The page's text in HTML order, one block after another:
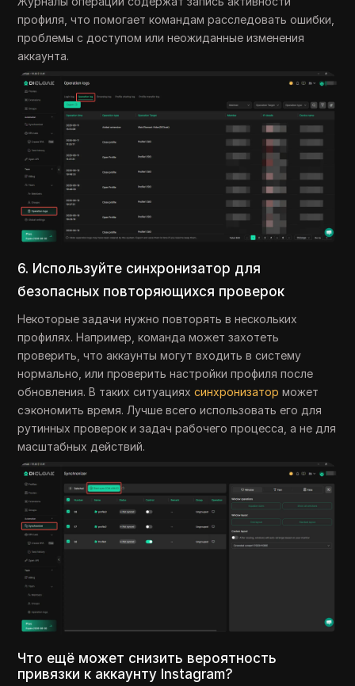
профиля, что помогает командам расследовать ошибки,
проблемы с доступом или неожиданные изменения
аккаунта.
6. Используйте синхронизатор для
безопасных повторяющихся проверок
Некоторые задачи нужно повторять в нескольких
профилях. Например, команда может захотеть
проверить, что аккаунты могут входить в систему
нормально, или проверить настройки профиля после
обновления. В таких ситуацияхсинхронизатор может
сэкономить время. Лучше всего использовать его для
рутинных проверок и задач рабочего процесса, а не для
масштабных действий.
Что ещё может снизить вероятность
привязки к аккаунту Instagram?